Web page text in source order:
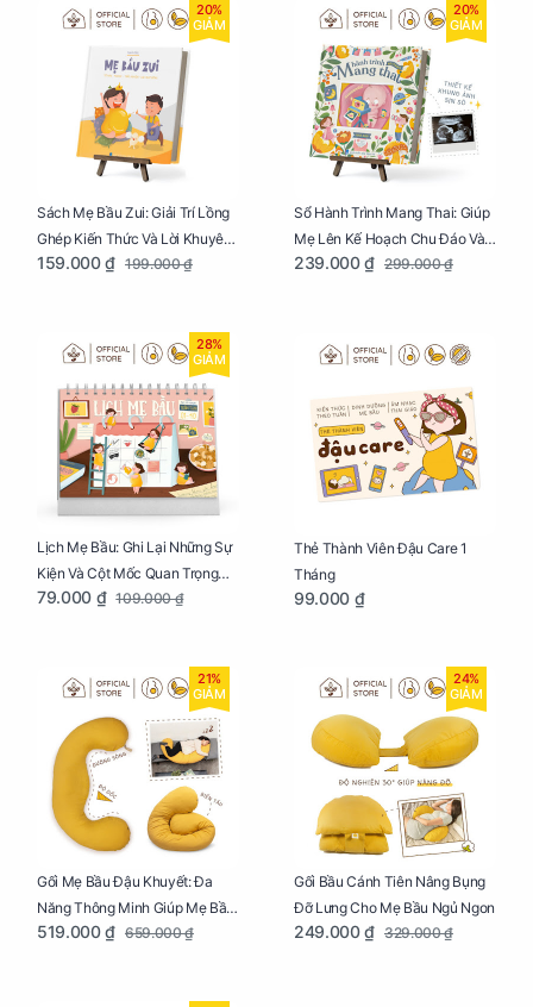
20%
GIẢM
Sách Mẹ Bầu Zui: Giải Trí Lồng
Ghép Kiến Thức Và Lời Khuyên
Mang Thai Bổ Ích
159.000 ₫ 199.000 ₫
20%
GIẢM
Sổ Hành Trình Mang Thai: Giúp
Mẹ Lên Kế Hoạch Chu Đáo Và
Lưu Giữ Kỷ Niệm Mang Thai
239.000 ₫ 299.000 ₫
28%
GIẢM
Lịch Mẹ Bầu: Ghi Lại Những Sự
Kiện Và Cột Mốc Quan Trọng
Của Mẹ Và Bé
79.000 ₫ 109.000 ₫
Thẻ Thành Viên Đậu Care 1
Tháng
99.000 ₫
21%
GIẢM
Gối Mẹ Bầu Đậu Khuyết: Đa
Năng Thông Minh Giúp Mẹ Bầu
Ngủ Ngon, Cho Bé Bú Sau Sinh
519.000 ₫ 659.000 ₫
24%
GIẢM
Gối Bầu Cánh Tiên Nâng Bụng
Đỡ Lưng Cho Mẹ Bầu Ngủ Ngon
249.000 ₫ 329.000 ₫